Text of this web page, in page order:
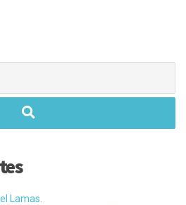
Lamas.